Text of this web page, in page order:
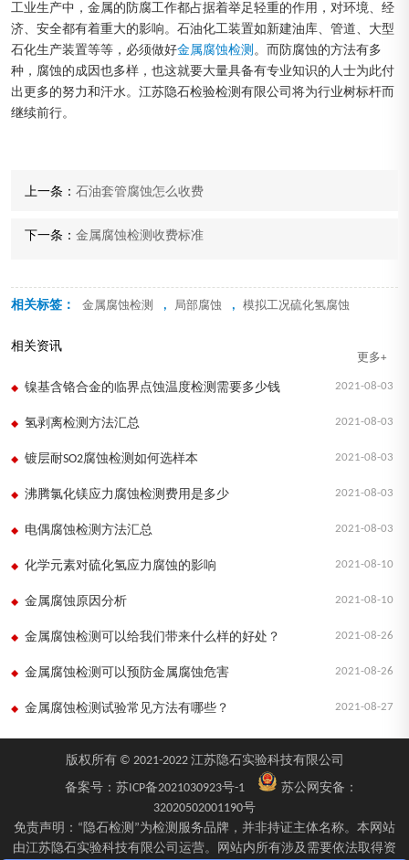
工业生产中，金属的防腐工作都占据着举足轻重的作用，对环境、经
济、安全都有着重大的影响。石油化工装置如新建油库、管道、大型
石化生产装置等等，必须做好金属腐蚀检测 。而防腐蚀的方法有多
种，腐蚀的成因也多样，也这就要大量具备有专业知识的人士为此付
出更多的努力和汗水。江苏隐石检验检测有限公司将为行业树标杆而
继续前行。
上一条： 石油套管腐蚀怎么收费
下一条： 金属腐蚀检测收费标准
相关标签： 金属腐蚀检测 , 局部腐蚀 , 模拟工况硫化氢腐蚀
相关资讯
更多+
2021-08-03
镍基含铬合金的临界点蚀温度检测需要多少钱
2021-08-03
氢剥离检测方法汇总
2021-08-03
镀层耐SO2腐蚀检测如何选样本
2021-08-03
沸腾氯化镁应力腐蚀检测费用是多少
2021-08-03
电偶腐蚀检测方法汇总
2021-08-10
化学元素对硫化氢应力腐蚀的影响
2021-08-10
金属腐蚀原因分析
2021-08-26
金属腐蚀检测可以给我们带来什么样的好处？
2021-08-26
金属腐蚀检测可以预防金属腐蚀危害
2021-08-27
金属腐蚀检测试验常见方法有哪些？
版权所有 © 2021-2022 江苏隐石实验科技有限公司
备案号： 苏ICP备2021030923号-1
苏公网安备：
32020502001190号
免责声明：“隐石检测”为检测服务品牌，并非持证主体名称。本网站
由江苏隐石实验科技有限公司运营。网站内所有涉及需要依法取得资